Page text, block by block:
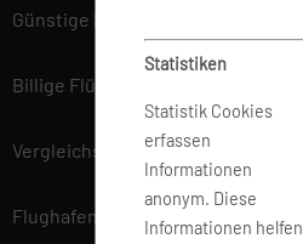
Statistiken
Statistik Cookies
erfassen
Informationen
anonym. Diese
Informationen helfen
Günstige Flüge
Billige Flüge
Vergleichsportal
Flughafen Informationen